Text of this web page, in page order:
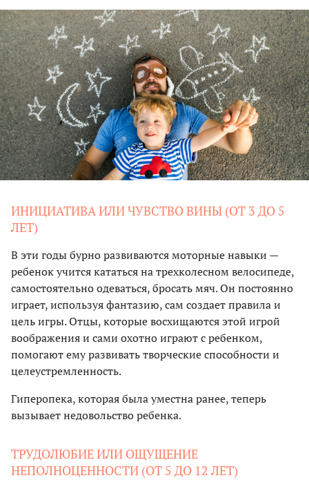
ИНИЦИАТИВА ИЛИ ЧУВСТВО ВИНЫ (ОТ 3 ДО 5
ЛЕТ)
В эти годы бурно развиваются моторные навыки —
ребенок учится кататься на трехколесном велосипеде,
самостоятельно одеваться, бросать мяч. Он постоянно
играет, используя фантазию, сам создает правила и
цель игры. Отцы, которые восхищаются этой игрой
воображения и сами охотно играют с ребенком,
помогают ему развивать творческие способности и
целеустремленность.
Гиперопека, которая была уместна ранее, теперь
вызывает недовольство ребенка.
ТРУДОЛЮБИЕ ИЛИ ОЩУЩЕНИЕ
НЕПОЛНОЦЕННОСТИ (ОТ 5 ДО 12 ЛЕТ)